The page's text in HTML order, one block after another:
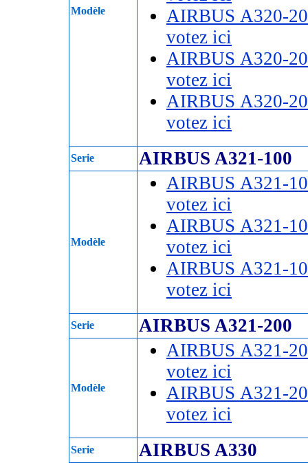
Modèle
AIRBUS A320-
votez ici
AIRBUS A320-
votez ici
AIRBUS A320-
votez ici
Serie AIRBUS A321-100
Modèle
AIRBUS A321-
votez ici
AIRBUS A321-
votez ici
AIRBUS A321-
votez ici
Serie AIRBUS A321-200
Modèle
AIRBUS A321-
votez ici
AIRBUS A321-
votez ici
Serie AIRBUS A330